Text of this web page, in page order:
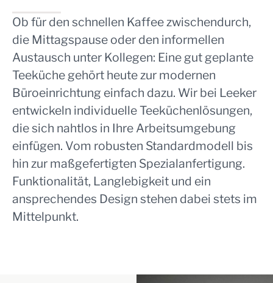
Ob für den schnellen Kaffee zwischendurch,
die Mittagspause oder den informellen
Austausch unter Kollegen: Eine gut geplante
Teeküche gehört heute zur modernen
Büroeinrichtung einfach dazu. Wir bei Leeker
entwickeln individuelle Teeküchenlösungen,
die sich nahtlos in Ihre Arbeitsumgebung
einfügen. Vom robusten Standardmodell bis
hin zur maßgefertigten Spezialanfertigung.
Funktionalität, Langlebigkeit und ein
ansprechendes Design stehen dabei stets im
Mittelpunkt.